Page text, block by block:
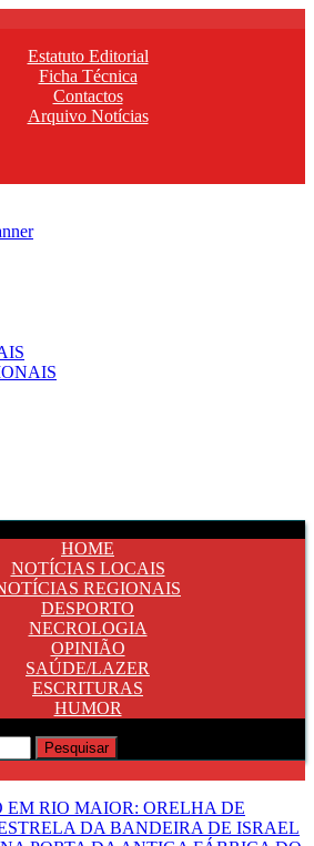
Estatuto Editorial
Ficha Técnica
Contactos
Arquivo Notícias
HOME
NOTÍCIAS LOCAIS
REGIONAIS
DESPORTO
NECROLOGIA
OPINIÃO
SAÚDE/LAZER
ESCRITURAS
HUMOR
EM RIO MAIOR: ORELHA DE
DA BANDEIRA DE ISRAEL